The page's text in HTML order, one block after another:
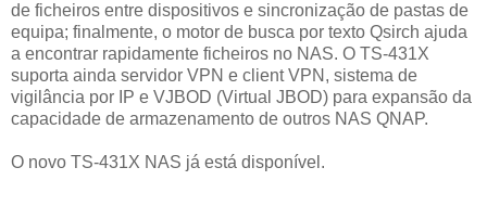
de ficheiros entre dispositivos e sincronização de pastas de
equipa; finalmente, o motor de busca por texto Qsirch ajuda
a encontrar rapidamente ficheiros no NAS. O TS-431X
suporta ainda servidor VPN e client VPN, sistema de
vigilância por IP e VJBOD (Virtual JBOD) para expansão da
capacidade de armazenamento de outros NAS QNAP.
O novo TS-431X NAS já está disponível.